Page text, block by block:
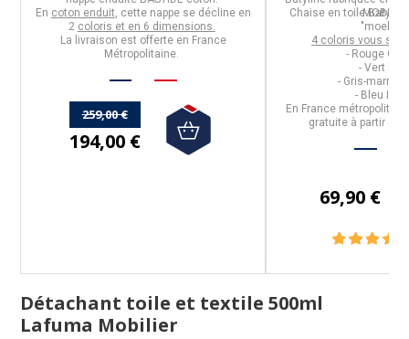
En coton enduit , cette nappe se décline en
2 coloris et en 6 dimensions.
La livraison est offerte en France
Métropolitaine.
259,00 €
194,00 €
Chaise en toile
4 coloris vous
- Rouge
- Vert
- Gris-marron
- Bleu
En France
gratuite à partir de
69,90 €
Détachant toile et textile 500ml
Lafuma Mobilier